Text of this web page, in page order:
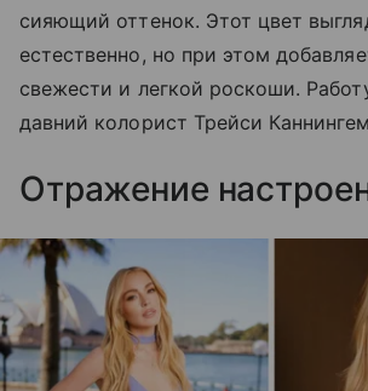
сияющий оттенок. Этот цвет
естественно, но при этом
свежести и легкой роскоши.
давний колорист Трейси
Отражение